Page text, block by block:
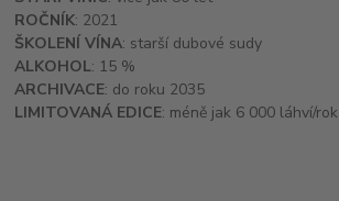
ROČNÍK: 2021
ŠKOLENÍ VÍNA: starší dubové sudy
ALKOHOL: 15 %
ARCHIVACE: do roku 2035
LIMITOVANÁ EDICE: méně jak 6 000 láhví/rok